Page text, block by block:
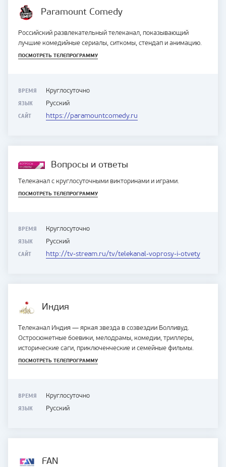
Paramount Comedy
Российский развлекательный телеканал, показывающий
лучшие комедийные сериалы, ситкомы, стендап и анимацию.
ПОСМОТРЕТЬ ТЕЛЕПРОГРАММУ
ВРЕМЯ Круглосуточно
ЯЗЫК Русский
САЙТ https://paramountcomedy.ru
Вопросы и ответы
Телеканал с круглосуточными викторинами и играми.
ПОСМОТРЕТЬ ТЕЛЕПРОГРАММУ
ВРЕМЯ Круглосуточно
ЯЗЫК Русский
САЙТ http://tv-stream.ru/tv/telekanal-voprosy-i-otvety
Индия
Телеканал Индия — яркая звезда в созвездии Болливуд.
Остросюжетные боевики, мелодрамы, комедии, триллеры,
исторические саги, приключенческие и семейные фильмы.
ПОСМОТРЕТЬ ТЕЛЕПРОГРАММУ
ВРЕМЯ Круглосуточно
ЯЗЫК Русский
FAN